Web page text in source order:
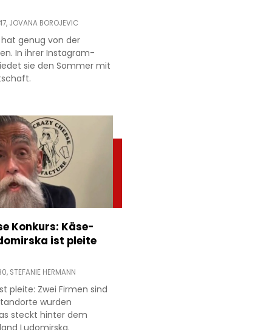
JOVANA BOROJEVIC
genug von der
In ihrer Instagram-
sie den Sommer mit
Konkurs: Käse-
ist pleite
STEFANIE HERMANN
pleite: Zwei Firmen sind
wurden
steckt hinter dem
Ludomirska.